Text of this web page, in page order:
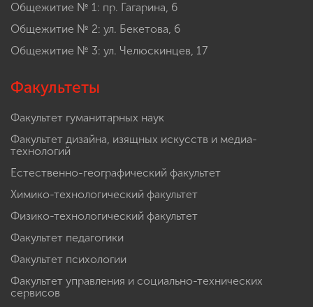
Общежитие № 1: пр. Гагарина, 6
Общежитие № 2: ул. Бекетова, 6
Общежитие № 3: ул. Челюскинцев, 17
Факультеты
Факультет гуманитарных наук
Факультет дизайна, изящных искусств и медиа-
технологий
Естественно-географический факультет
Химико-технологический факультет
Физико-технологический факультет
Факультет педагогики
Факультет психологии
Факультет управления и социально-технических
сервисов